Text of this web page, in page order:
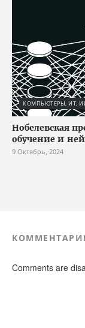
КОМПЬЮТЕРЫ, ИТ,
Нобелевская
обучение и
9 Октябрь, 2024
Comments are